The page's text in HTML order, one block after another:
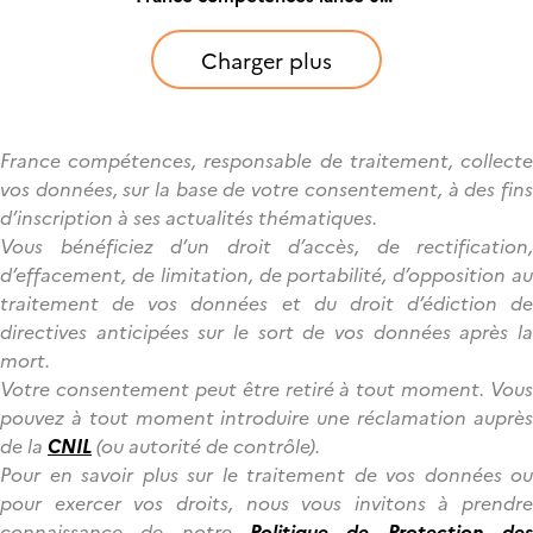
moteur de recherche pour
identifier son OPCO
Charger plus
France compétences, responsable de traitement, collecte
vos données, sur la base de votre consentement, à des fins
d’inscription à ses actualités thématiques.
Vous bénéficiez d’un droit d’accès, de rectification,
d’effacement, de limitation, de portabilité, d’opposition au
traitement de vos données et du droit d’édiction de
directives anticipées sur le sort de vos données après la
mort.
Votre consentement peut être retiré à tout moment. Vous
pouvez à tout moment introduire une réclamation auprès
de la CNIL(ou autorité de contrôle).
Pour en savoir plus sur le traitement de vos données ou
pour exercer vos droits, nous vous invitons à prendre